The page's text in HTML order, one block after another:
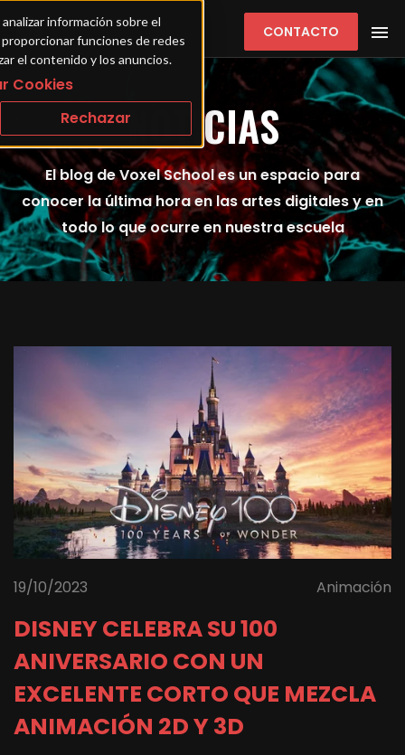
información sobre el
funciones de redes
el contenido y los anuncios.
Cookies
Rechazar
CONTACTO
NOTICIAS
El blog de Voxel School es un espacio para
conocer la última hora en las artes digitales y en
todo lo que ocurre en nuestra escuela
19/10/2023 Animación
DISNEY CELEBRA SU 100
ANIVERSARIO CON UN
EXCELENTE CORTO QUE MEZCLA
ANIMACIÓN 2D Y 3D